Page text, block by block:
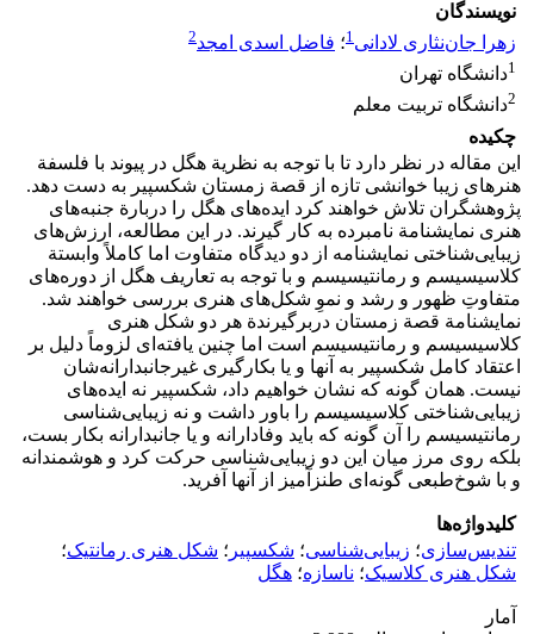
نویسندگان
زهرا جان‌نثاری لادانی1؛ فاضل اسدی امجد2
1دانشگاه تهران
2دانشگاه تربیت معلم
چکیده
این مقاله در نظر دارد تا با توجه به نظریة هگل در پیوند با فلسفة
هنرهای زیبا خوانشی تازه از قصة زمستان شکسپیر به دست دهد.
پژوهشگران تلاش خواهند کرد ایده‌های هگل را دربارة جنبه‌های
هنری نمایشنامة نامبرده به کار گیرند. در این مطالعه، ارزش‌های
زیبایی‌شناختی نمایشنامه از دو دیدگاه متفاوت اما کاملاً وابستة
کلاسیسیسم و رمانتیسیسم و با توجه به تعاریف هگل از دوره‌های
متفاوتِ ظهور و رشد و نموِ شکل‌های هنری بررسی خواهند شد.
نمایشنامة قصة زمستان دربرگیرندة هر دو شکل هنری
کلاسیسیسم و رمانتیسیسم است اما چنین یافته‌ای لزوماً دلیل بر
اعتقاد کامل شکسپیر به آنها و یا بکارگیری غیرجانبدارانه‌شان
نیست. همان گونه که نشان خواهیم داد، شکسپیر نه ایده‌های
زیبایی‌شناختی کلاسیسیسم را باور داشت و نه زیبایی‌شناسی
رمانتیسیسم را آن گونه که باید وفادارانه و یا جانبدارانه بکار بست،
بلکه روی مرز میان این دو زیبایی‌شناسی حرکت کرد و هوشمندانه
و با شوخ‌طبعی گونه‌ای طنزآمیز از آنها آفرید.
کلیدواژه‌ها
تندیس‌سازی؛ زیبایی‌شناسی؛ شکسپیر ؛ شکل هنری رمانتیک؛
شکل هنری کلاسیک؛ ناسازه؛ هگل
آمار